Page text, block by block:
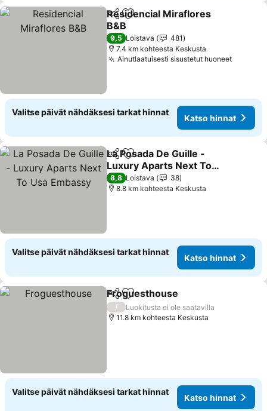
Jaa Lisää suosikkeihin
Residencial Miraflores
B&B
9,5 Loistava
481
7.4 km kohteesta Keskusta
Ainutlaatuisesti sisustetut huoneet
Valitse päivät nähdäksesi tarkat hinnat
Katso hinnat
Jaa Lisää suosikkeihin
La Posada De Guille -
Luxury Aparts Next To
Usa Embassy
8,8 Loistava
38
8.8 km kohteesta Keskusta
Valitse päivät nähdäksesi tarkat hinnat
Katso hinnat
Jaa Lisää suosikkeihin
Froguesthouse
/
Luokitusta ei ole saatavilla
11.8 km kohteesta Keskusta
Valitse päivät nähdäksesi tarkat hinnat
Katso hinnat